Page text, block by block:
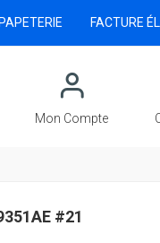
Mon Compte
PAPETERIE FACTURE
#21